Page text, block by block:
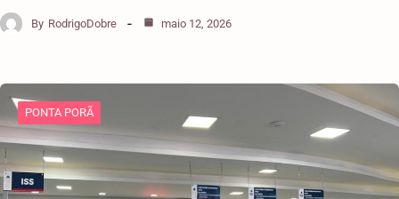
By RodrigoDobre maio 12, 2026
PONTA PORÃ